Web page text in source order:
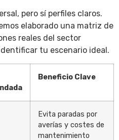
pero sí perfiles claros.
elaborado una matriz de
reales del sector
tu escenario ideal.
Beneficio Clave
Evita paradas por
averías y costes de
mantenimiento